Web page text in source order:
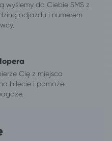
wyślemy do Ciebie SMS z
odjazdu i numerem
Cię z miejsca
bilecie i pomoże